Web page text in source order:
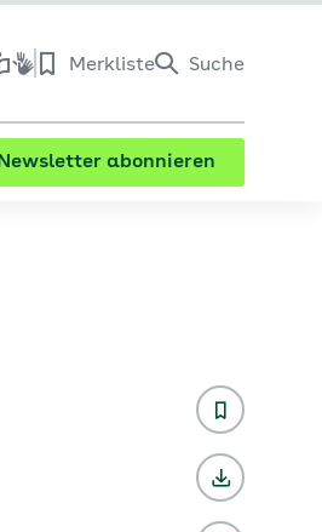
Merkliste Suche
Newsletter abonnieren